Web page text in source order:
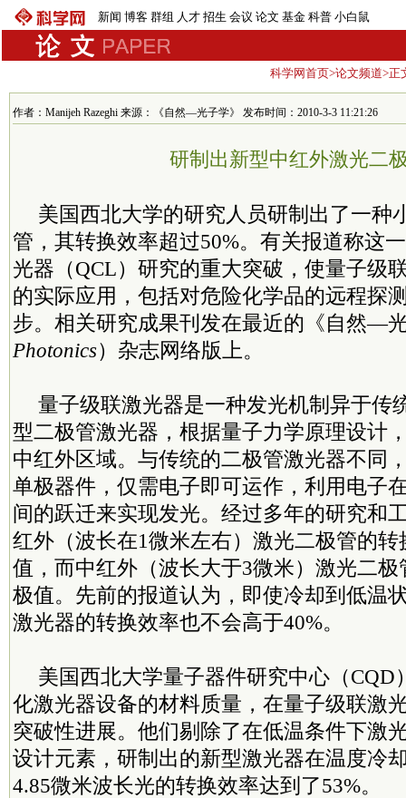
新闻 博客 群组 人才 招生 会议 论文 基金 科普 小白鼠
科学网首页>论文频道>正
作者：Manijeh Razeghi 来源：《自然—光子学》 发布时间：2010-3-3 11:21:26
研制出新型中红外激光二
美国西北大学的研究人员研制出了一种
管，其转换效率超过50%。有关报道称这
光器（QCL）研究的重大突破，使量子级
的实际应用，包括对危险化学品的远程探
步。相关研究成果刊发在最近的《自然—
Photonics）杂志网络版上。
量子级联激光器是一种发光机制异于传
型二极管激光器，根据量子力学原理设计
中红外区域。与传统的二极管激光器不同
单极器件，仅需电子即可运作，利用电子
间的跃迁来实现发光。经过多年的研究和
红外（波长在1微米左右）激光二极管的
值，而中红外（波长大于3微米）激光二
极值。先前的报道认为，即使冷却到低温
激光器的转换效率也不会高于40%。
美国西北大学量子器件研究中心（CQD
化激光器设备的材料质量，在量子级联激
突破性进展。他们剔除了在低温条件下激
设计元素，研制出的新型激光器在温度冷
4.85微米波长光的转换效率达到了53%。